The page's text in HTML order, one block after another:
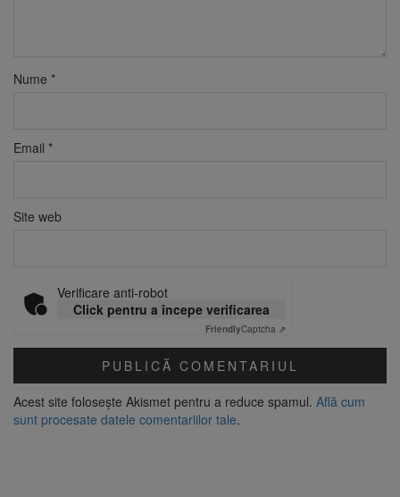
Nume *
Email *
Site web
Verificare anti-robot
Click pentru a începe verificarea
FriendlyCaptcha ⇗
Acest site folosește Akismet pentru a reduce spamul. Află cum
sunt procesate datele comentariilor tale.